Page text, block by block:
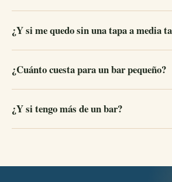
¿Y si me quedo sin una tapa a media
¿Cuánto cuesta para un bar pequeño?
¿Y si tengo más de un bar?